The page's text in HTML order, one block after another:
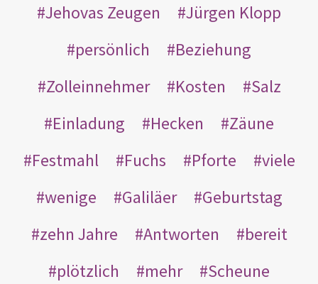
Jehovas Zeugen
Jürgen Klopp
persönlich
Beziehung
Zolleinnehmer
Kosten
Salz
Einladung
Hecken
Zäune
Festmahl
Fuchs Pforte
viele
wenige
Galiläer
Geburtstag
zehn Jahre
Antworten
bereit
plötzlich
mehr Scheune